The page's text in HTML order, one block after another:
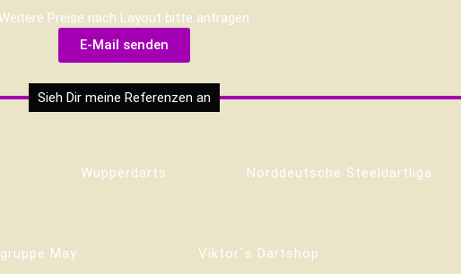
Weitere Preise nach Layout bitte anfragen
E-Mail senden
Sieh Dir meine Referenzen an
Wupperdarts Norddeutsche Steeldartliga
May Viktor´s Dartshop